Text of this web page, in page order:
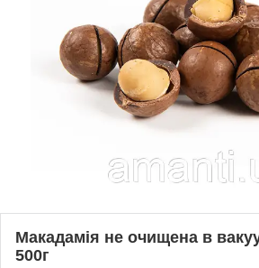
Макадамія не очищена в
500г